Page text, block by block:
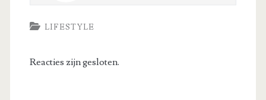
LIFESTYLE
Reacties zijn gesloten.